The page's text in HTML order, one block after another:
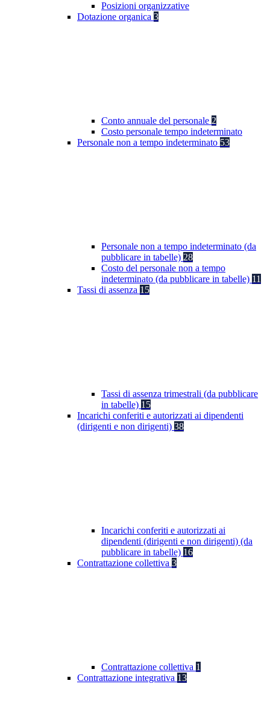
Posizioni organizzative
Dotazione organica 3
Conto annuale del personale 2
Costo personale tempo indeterminato
Personale non a tempo indeterminato 53
Personale non a tempo indeterminato (da
pubblicare in tabelle) 28
Costo del personale non a tempo
indeterminato (da pubblicare in tabelle) 11
Tassi di assenza 15
Tassi di assenza trimestrali (da pubblicare
in tabelle) 15
Incarichi conferiti e autorizzati ai dipendenti
(dirigenti e non dirigenti) 38
Incarichi conferiti e autorizzati ai
dipendenti (dirigenti e non dirigenti) (da
pubblicare in tabelle) 16
Contrattazione collettiva 3
Contrattazione collettiva 1
Contrattazione integrativa 13